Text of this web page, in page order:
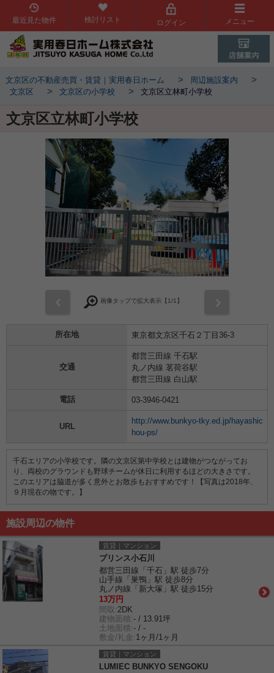
最近見た物件 検討リスト ログイン メニュー
文京区の不動産売買・賃貸｜実用春日ホーム > 周辺施設案内 >
文京区 > 文京区の小学校 > 文京区立林町小学校
文京区立林町小学校
画像タップで拡大表示【 1/1】
所在地 東京都文京区千石２丁目36-3
交通
都営三田線 千石駅
丸ノ内線 茗荷谷駅
都営三田線 白山駅
電話 03-3946-0421
URL
http://www.bunkyo-tky.ed.jp/hayashic
hou-ps/
千石エリアの小学校です。隣の文京区第中学校とは建物がつながってお
り、両校のグラウンドも野球チームが休日に利用するほどの大きさです。
このエリアは脇道が多く意外とお散歩もおすすめです！【写真は2018年、
９月現在の物です。】
施設周辺の物件
賃貸｜マンション
プリンス小石川
都営三田線「千石」駅 徒歩7分
山手線「巣鴨」駅 徒歩8分
丸ノ内線「新大塚」駅 徒歩15分
13万円
間取: 2DK
建物面積:- / 13.91坪
土地面積:- / -
敷金/礼金: 1ヶ月/1ヶ月
賃貸｜マンション
LUMIEC BUNKYO SENGOKU